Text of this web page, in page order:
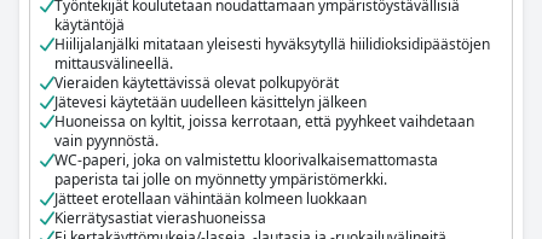
Työntekijät koulutetaan noudattamaan ympäristöystävällisiä
käytäntöjä
Hiilijalanjälki mitataan yleisesti hyväksytyllä hiilidioksidipäästöjen
mittausvälineellä.
Vieraiden käytettävissä olevat polkupyörät
Jätevesi käytetään uudelleen käsittelyn jälkeen
Huoneissa on kyltit, joissa kerrotaan, että pyyhkeet vaihdetaan
vain pyynnöstä.
WC-paperi, joka on valmistettu kloorivalkaisemattomasta
paperista tai jolle on myönnetty ympäristömerkki.
Jätteet erotellaan vähintään kolmeen luokkaan
Kierrätysastiat vierashuoneissa